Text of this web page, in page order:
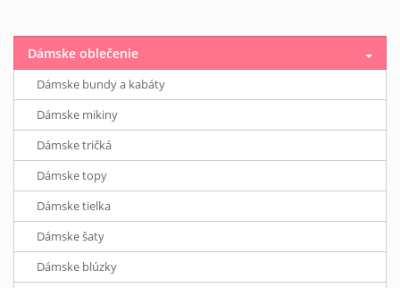
Dámske oblečenie
Dámske bundy a kabáty
Dámske mikiny
Dámske tričká
Dámske topy
Dámske tielka
Dámske šaty
Dámske blúzky